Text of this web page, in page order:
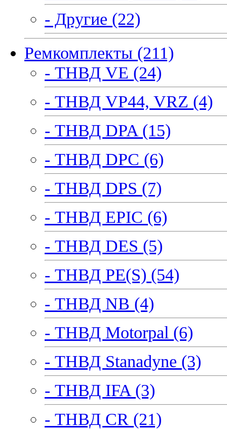
- Другие (22)
Ремкомплекты (211)
- ТНВД VE (24)
- ТНВД VP44, VRZ (4)
- ТНВД DPA (15)
- ТНВД DPC (6)
- ТНВД DPS (7)
- ТНВД EPIC (6)
- ТНВД DES (5)
- ТНВД PE(S) (54)
- ТНВД NB (4)
- ТНВД Motorpal (6)
- ТНВД Stanadyne (3)
- ТНВД IFA (3)
- ТНВД CR (21)